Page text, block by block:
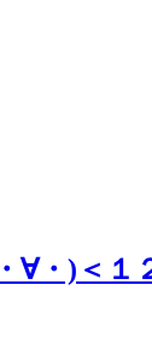
・)＜